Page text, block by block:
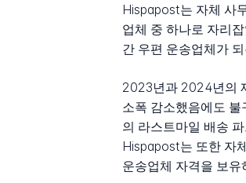
Hispapost는 자체 사
업체 중 하나로 자리
간 우편 운송업체가
2023년과 2024년의
소폭 감소했음에도 불
의 라스트마일 배송
Hispapost는 또한 자
운송업체 자격을 보